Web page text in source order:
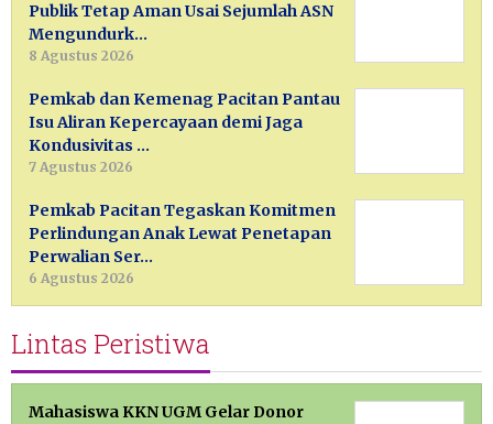
Publik Tetap Aman Usai Sejumlah ASN
Mengundurk…
8 Agustus 2026
Pemkab dan Kemenag Pacitan Pantau
Isu Aliran Kepercayaan demi Jaga
Kondusivitas …
7 Agustus 2026
Pemkab Pacitan Tegaskan Komitmen
Perlindungan Anak Lewat Penetapan
Perwalian Ser…
6 Agustus 2026
Lintas Peristiwa
Mahasiswa KKN UGM Gelar Donor